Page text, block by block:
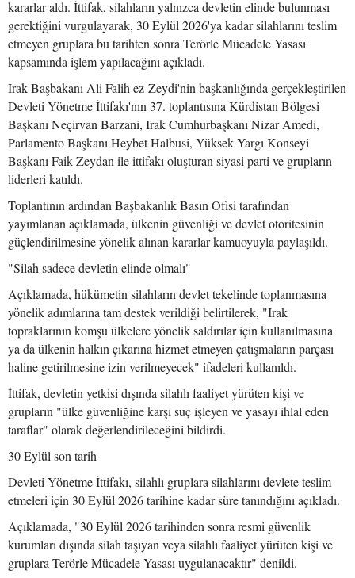
kararlar aldı. İttifak, silahların yalnızca devletin elinde bulunması
gerektiğini vurgulayarak, 30 Eylül 2026'ya kadar silahlarını teslim
etmeyen gruplara bu tarihten sonra Terörle Mücadele Yasası
kapsamında işlem yapılacağını açıkladı.
Irak Başbakanı Ali Falih ez-Zeydi'nin başkanlığında gerçekleştirilen
Devleti Yönetme İttifakı'nın 37. toplantısına Kürdistan Bölgesi
Başkanı Neçirvan Barzani, Irak Cumhurbaşkanı Nizar Amedi,
Parlamento Başkanı Heybet Halbusi, Yüksek Yargı Konseyi
Başkanı Faik Zeydan ile ittifakı oluşturan siyasi parti ve grupların
liderleri katıldı.
Toplantının ardından Başbakanlık Basın Ofisi tarafından
yayımlanan açıklamada, ülkenin güvenliği ve devlet otoritesinin
güçlendirilmesine yönelik alınan kararlar kamuoyuyla paylaşıldı.
"Silah sadece devletin elinde olmalı"
Açıklamada, hükümetin silahların devlet tekelinde toplanmasına
yönelik adımlarına tam destek verildiği belirtilerek, "Irak
topraklarının komşu ülkelere yönelik saldırılar için kullanılmasına
ya da ülkenin halkın çıkarına hizmet etmeyen çatışmaların parçası
haline getirilmesine izin verilmeyecek" ifadeleri kullanıldı.
İttifak, devletin yetkisi dışında silahlı faaliyet yürüten kişi ve
grupların "ülke güvenliğine karşı suç işleyen ve yasayı ihlal eden
taraflar" olarak değerlendirileceğini bildirdi.
30 Eylül son tarih
Devleti Yönetme İttifakı, silahlı gruplara silahlarını devlete teslim
etmeleri için 30 Eylül 2026 tarihine kadar süre tanındığını açıkladı.
Açıklamada, "30 Eylül 2026 tarihinden sonra resmi güvenlik
kurumları dışında silah taşıyan veya silahlı faaliyet yürüten kişi ve
gruplara Terörle Mücadele Yasası uygulanacaktır" denildi.